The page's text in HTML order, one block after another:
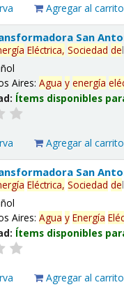
Agregar al carrito
San
Eléctrica, Sociedad de
Aires:Agua y energía
Ítems disponibles
Agregar al carrito
San
Eléctrica, Sociedad de
Aires:Agua y Energía
Ítems disponibles
Agregar al carrito